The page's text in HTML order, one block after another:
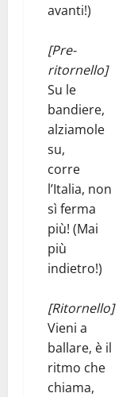
avanti!)
[Pre-
ritornello]
Su le
bandiere,
alziamole
su,
corre
l’Italia, non
sì ferma
più! (Mai
più
indietro!)
[Ritornello]
Vieni a
ballare, è il
ritmo che
chiama,